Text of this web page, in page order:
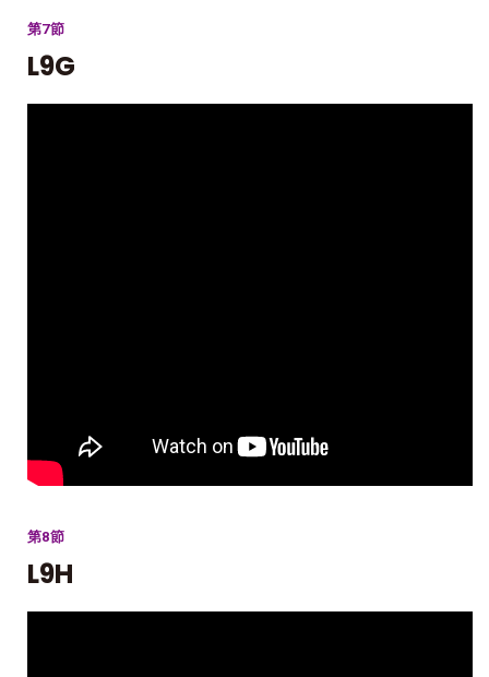
第7節
L9G
第8節
L9H